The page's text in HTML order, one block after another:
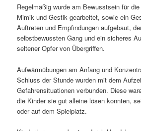
Regelmäßig wurde am Bewusstsein für
Mimik und Gestik gearbeitet, sowie ein
Auftreten und Empfindungen aufgebaut,
selbstbewussten Gang und ein sicheres
seltener Opfer von Übergriffen.
Aufwärmübungen am Anfang und
Schluss der Stunde wurden mit dem
Gefahrensituationen verbunden. Diese
die Kinder sie gut alleine lösen konnten,
oder auf dem Spielplatz.